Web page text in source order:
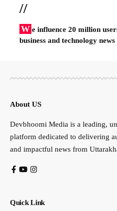
//
W e influence 20 million
business and technology
About US
Devbhoomi Media is a leading,
platform dedicated to delivering
and impactful news from
Quick Link